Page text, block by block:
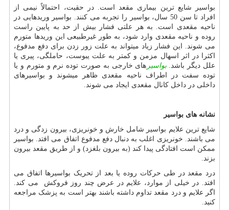
بواسیر شایع ترین بیماری مقعد است. در حقیت، احتمالاً نیمی از
افراد تا سن 50 سال، بواسیر را تجربه می‏ کنند. بواسیر وریدهایی در
ناحیه مقعدی است. به هر علتی فشار بیش از حد به پایین راست
روده و ناحیه مقعدی وارد شود، به طور غیرطبیعی این وریدها متورم
می شوند. این فشار زیاد می‏تواند به علت زور ‏زدن برای دفع مدفوع،
اکثرا در اثر اسهال مزمن و کمتر به علت یبوست، حاملگی، پیری یا
علل دیگر باشد.بواسیر های خارجی به صورت توده نرم و متورم و یا
توده سفت در اطراف ناحیه مقعدی ظاهر می‏شوند و بواسیرهای
داخلی در داخل کانال مقعدی ایجاد می‏ شوند.
نشانه های بواسیر
شایع ترین علایم بواسیر شامل خارش و خونریزی، بیرون زدگی و درد
می‏ باشند. خونریزی اغلب به دنبال دفع مدفوع اتفاق می ‏افتد. بواسیر
ممکن است افتادگی پیدا کند (به بیرون بلغزد) و از طریق مقعد بیرون
بزند.
درد مقعد در طی حرکات روده یا بعد از تحریک بواسیرها اتفاق می
افتد. در خیلی از موارد، علایم در عرض چند روز فروکش می‏ کند.
اگر علایم و درد مقعد تداوم داشته باشند بهتر است به پزشک مراجعه
کنید.